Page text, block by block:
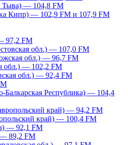
Тыва) — 104,8 FM
Кипр) — 102,9 FM и 107,9 FM
97,2 FM
обл.) — 107,0 FM
обл.) — 96,7 FM
обл.) — 102,2 FM
обл.) — 92,4 FM
Балкарская Республика) — 104,4
край) — 94,2 FM
край) — 100,4 FM
— 92,1 FM
89,2 FM